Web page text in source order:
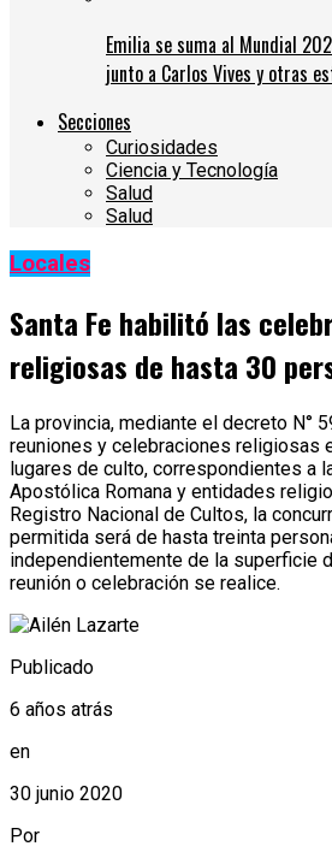
Emilia se suma al Mundial
junto a Carlos Vives y otras
Secciones
Curiosidades
Ciencia y Tecnología
Salud
Salud
Locales
Santa Fe habilitó las
religiosas de hasta 30
La provincia, mediante el decreto N°
reuniones y celebraciones religiosas
lugares de culto, correspondientes a
Apostólica Romana y entidades
Registro Nacional de Cultos, la
permitida será de hasta treinta
independientemente de la superficie
reunión o celebración se realice.
Publicado
6 años atrás
en
30 junio 2020
Por